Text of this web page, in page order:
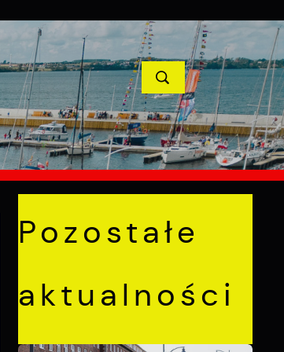
PROJEKTY UNIJNE KONTAKT
POPRZEDNI NASTĘPNY
Pozostałe
aktualności